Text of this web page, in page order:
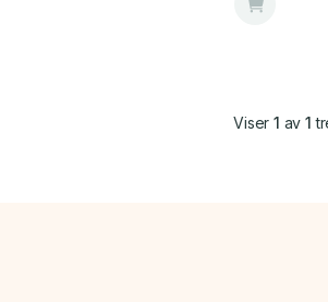
Viser1 av 1